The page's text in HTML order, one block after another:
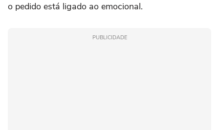
o pedido está ligado ao emocional.
PUBLICIDADE